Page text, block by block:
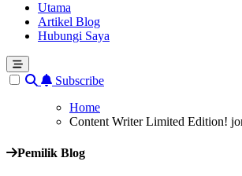
Utama
Artikel Blog
Hubungi Saya
Subscribe
Home
Content Writer Limited Edition!
Pemilik Blog